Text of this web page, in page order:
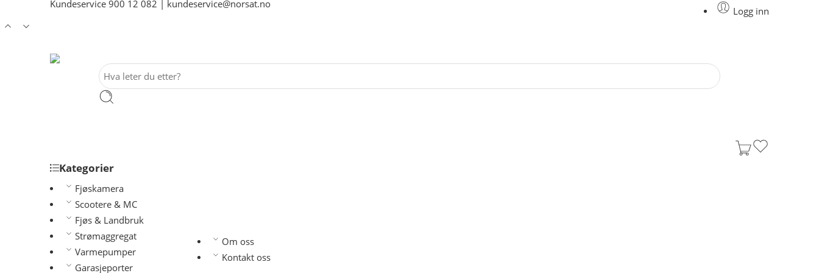
Kundeservice 900 12 082 kundeservice@norsat.no
Logg inn
Kategorier
Fjøskamera
Scootere & MC
Fjøs & Landbruk
Strømaggregat
Varmepumper
Garasjeporter
Om oss
Kontakt oss